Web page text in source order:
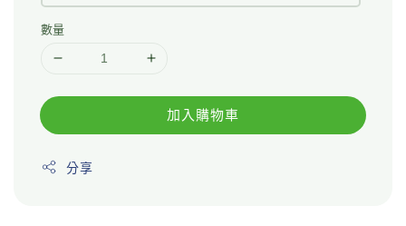
數量
加入購物車
分享